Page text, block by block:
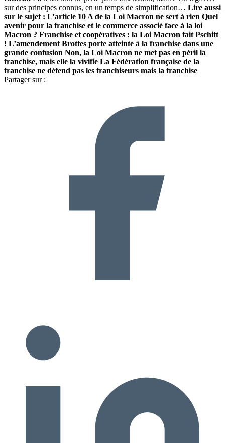
sur des principes connus, en un temps de simplification… Lire aussi
sur le sujet : L’article 10 A de la Loi Macron ne sert à rien Quel
avenir pour la franchise et le commerce associé face à la loi
Macron ? Franchise et coopératives : la Loi Macron fait Pschitt
! L’amendement Brottes porte atteinte à la franchise dans une
grande confusion Non, la Loi Macron ne met pas en péril la
franchise, mais elle la vivifie La Fédération française de la
franchise ne défend pas les franchiseurs mais la franchise
Partager sur :